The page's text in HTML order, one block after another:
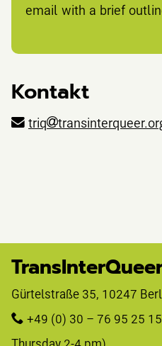
email with a brief
Kontakt
triq
Gürtelstraße 35, 10247
+49 (0) 30 – 76 95 25 15